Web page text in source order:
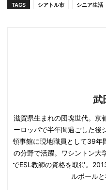
TAGS シアトル市 シニア生活
武
滋賀県生まれの団塊世代。京
ーロッパで半年間過ごした後
領事館に現地職員として39年
の分野で活躍。ワシントン大
でESL教師の資格を取得。
ルボールと